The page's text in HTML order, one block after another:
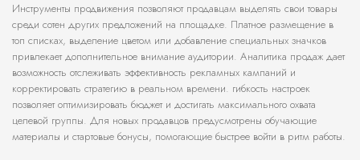
Инструменты продвижения позволяют продавцам выделять свои товары
среди сотен других предложений на площадке. Платное размещение в
топ списках, выделение цветом или добавление специальных значков
привлекает дополнительное внимание аудитории. Аналитика продаж дает
возможность отслеживать эффективность рекламных кампаний и
корректировать стратегию в реальном времени. гибкость настроек
позволяет оптимизировать бюджет и достигать максимального охвата
целевой группы. Для новых продавцов предусмотрены обучающие
материалы и стартовые бонусы, помогающие быстрее войти в ритм работы.